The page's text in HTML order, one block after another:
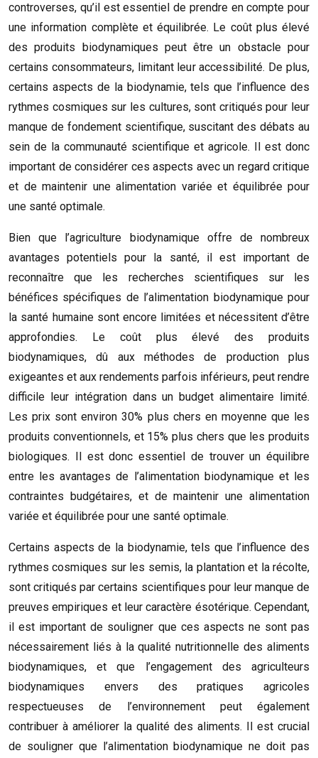
controverses, qu’il est essentiel de prendre en compte pour
une information complète et équilibrée. Le coût plus élevé
des produits biodynamiques peut être un obstacle pour
certains consommateurs, limitant leur accessibilité. De plus,
certains aspects de la biodynamie, tels que l’influence des
rythmes cosmiques sur les cultures, sont critiqués pour leur
manque de fondement scientifique, suscitant des débats au
sein de la communauté scientifique et agricole. Il est donc
important de considérer ces aspects avec un regard critique
et de maintenir une alimentation variée et équilibrée pour
une santé optimale.
Bien que l’agriculture biodynamique offre de nombreux
avantages potentiels pour la santé, il est important de
reconnaître que les recherches scientifiques sur les
bénéfices spécifiques de l’alimentation biodynamique pour
la santé humaine sont encore limitées et nécessitent d’être
approfondies. Le coût plus élevé des produits
biodynamiques, dû aux méthodes de production plus
exigeantes et aux rendements parfois inférieurs, peut rendre
difficile leur intégration dans un budget alimentaire limité.
Les prix sont environ 30% plus chers en moyenne que les
produits conventionnels, et 15% plus chers que les produits
biologiques. Il est donc essentiel de trouver un équilibre
entre les avantages de l’alimentation biodynamique et les
contraintes budgétaires, et de maintenir une alimentation
variée et équilibrée pour une santé optimale.
Certains aspects de la biodynamie, tels que l’influence des
rythmes cosmiques sur les semis, la plantation et la récolte,
sont critiqués par certains scientifiques pour leur manque de
preuves empiriques et leur caractère ésotérique. Cependant,
il est important de souligner que ces aspects ne sont pas
nécessairement liés à la qualité nutritionnelle des aliments
biodynamiques, et que l’engagement des agriculteurs
biodynamiques envers des pratiques agricoles
respectueuses de l’environnement peut également
contribuer à améliorer la qualité des aliments. Il est crucial
de souligner que l’alimentation biodynamique ne doit pas